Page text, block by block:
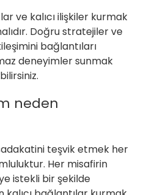
ve kalıcı ilişkiler kurmak
Doğru stratejiler ve
bağlantıları
deneyimler sunmak
neden
teşvik etmek her
Her misafirin
istekli bir şekilde